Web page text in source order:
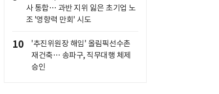
사 통합… 과반 지위 잃은 초기업 노
조 '영향력 만회' 시도
10
'추진위원장 해임' 올림픽선수촌
재건축… 송파구, 직무대행 체제
승인